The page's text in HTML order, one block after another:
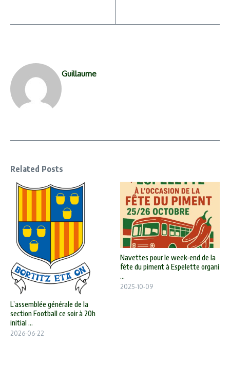
Guillaume
Related Posts
L’assemblée générale de la
section Football ce soir à 20h
initial ...
2026-06-22
Navettes pour le week-end de la
fête du piment à Espelette organi
...
2025-10-09